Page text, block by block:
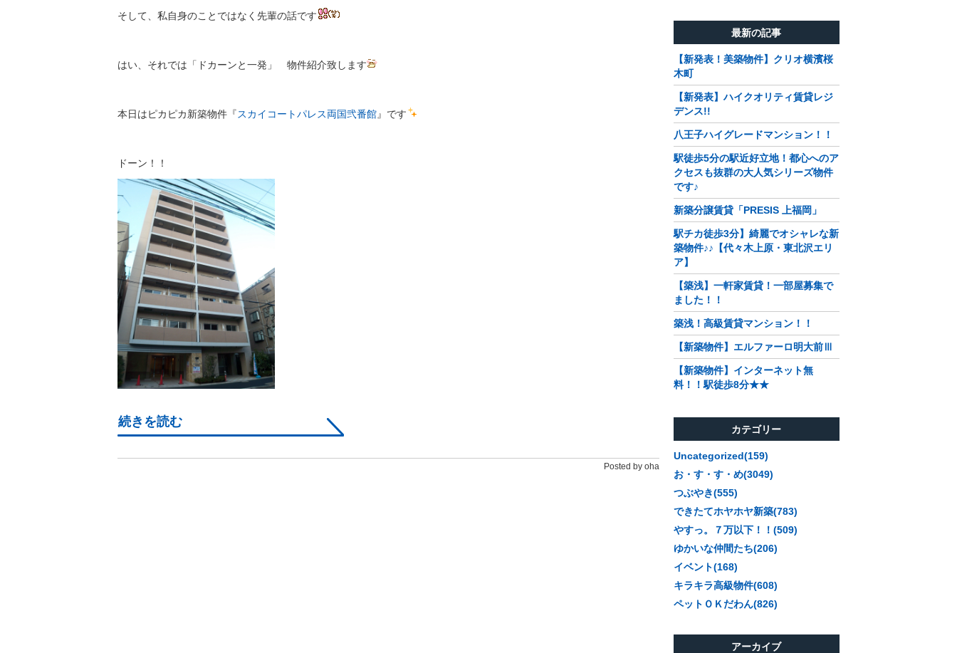
そして、私自身のことではなく先輩の話です
はい、それでは「ドカーンと一発」 物件紹介致します
本日はピカピカ新築物件『スカイコートパレス両国弐番館』です
ドーン！！
続きを読む
Posted by oha
最新の記事
【新発表！美築物件】クリオ横濱桜
木町
【新発表】ハイクオリティ賃貸レジ
デンス!!
八王子ハイグレードマンション！！
駅徒歩5分の駅近好立地！都心へのア
クセスも抜群の大人気シリーズ物件
です♪
新築分譲賃貸「PRESIS 上福岡」
駅チカ徒歩3分】綺麗でオシャレな新
築物件♪♪【代々木上原・東北沢エリ
ア】
【築浅】一軒家賃貸！一部屋募集で
ました！！
築浅！高級賃貸マンション！！
【新築物件】エルファーロ明大前Ⅲ
【新築物件】インターネット無
料！！駅徒歩8分★★
カテゴリー
Uncategorized(159)
お・す・す・め(3049)
つぶやき(555)
できたてホヤホヤ新築(783)
やすっ。７万以下！！(509)
ゆかいな仲間たち(206)
イベント(168)
キラキラ高級物件(608)
ペットＯＫだわん(826)
アーカイブ